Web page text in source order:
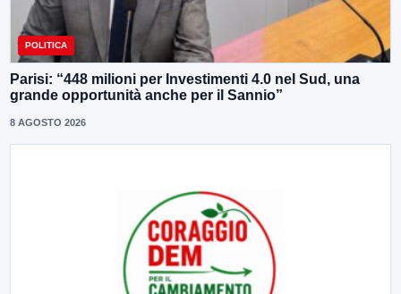
POLITICA
Parisi: “448 milioni per Investimenti 4.0 nel Sud, una
grande opportunità anche per il Sannio”
8 AGOSTO 2026